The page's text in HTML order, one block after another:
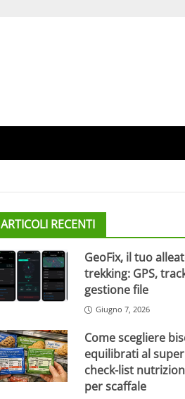
ARTICOLI RECENTI
GeoFix, il tuo
trekking: GPS,
gestione file
Giugno 7, 2026
Come scegliere
equilibrati al
check-list
per scaffale